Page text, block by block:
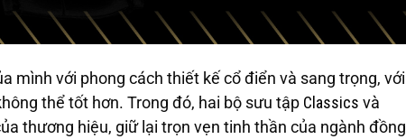
mình với phong cách thiết kế cổ điển và sang trọng, với
thể tốt hơn. Trong đó, hai bộ sưu tập Classics và
thương hiệu, giữ lại trọn vẹn tinh thần của ngành đồng